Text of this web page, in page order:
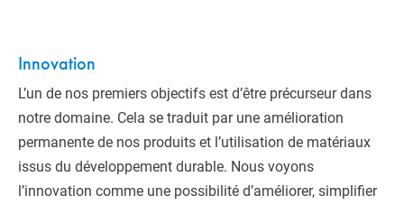
Innovation
L’un de nos premiers objectifs est d’être précurseur dans
notre domaine. Cela se traduit par une amélioration
permanente de nos produits et l’utilisation de matériaux
issus du développement durable. Nous voyons
l’innovation comme une possibilité d’améliorer, simplifier